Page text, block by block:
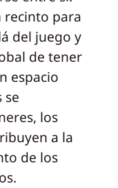
recinto para
del juego y
de tener
espacio
se
los
a la
de los